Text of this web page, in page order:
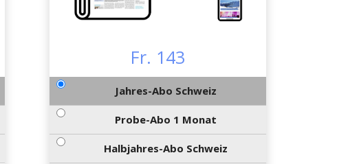
Fr. 143
Jahres-Abo Schweiz
Probe-Abo 1 Monat
Halbjahres-Abo Schweiz